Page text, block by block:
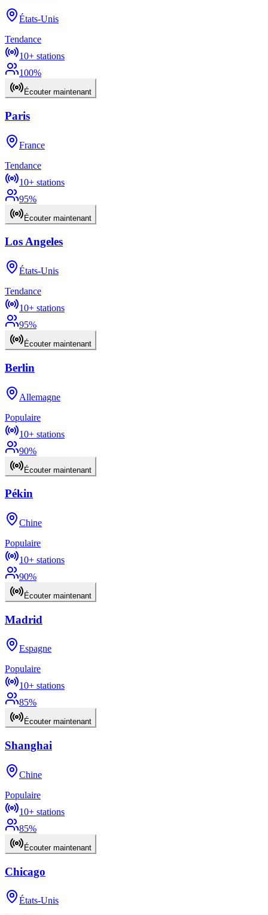
États-Unis
Tendance
10+ stations
100%
Écouter maintenant
Paris
France
Tendance
10+ stations
95%
Écouter maintenant
Los Angeles
États-Unis
Tendance
10+ stations
95%
Écouter maintenant
Berlin
Allemagne
Populaire
10+ stations
90%
Écouter maintenant
Pékin
Chine
Populaire
10+ stations
90%
Écouter maintenant
Madrid
Espagne
Populaire
10+ stations
85%
Écouter maintenant
Shanghai
Chine
Populaire
10+ stations
85%
Écouter maintenant
Chicago
États-Unis